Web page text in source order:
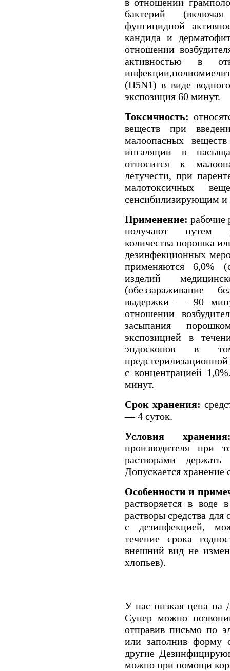
бактерий (включая
фунгицидной
кандида и
отношении
активностью в
(H5N1) в виде
экспозиция 60 минут.
Токсичность:
веществ при
малоопасных
ингаляции в
относится к
летучести, при
малотоксичных
сенсибилизирующим и
Применение: рабочие
получают путем
количества порошка
дезинфекционных
применяются 6,0%
изделий
(обеззараживание
выдержки — 90
отношении
засыпания
экспозицией в
эндоскопов в
с концентрацией
минут.
Срок хранения:
— 4 суток.
Условия
производителя при
растворами
Допускается хранение
Особенности и
растворяется в воде
растворы средства
с дезинфекцией,
течение срока
внешний вид не
хлопьев).
У нас низкая цена на
Супер можно
отправив письмо по
или заполнив форму
другие
можно при помощи